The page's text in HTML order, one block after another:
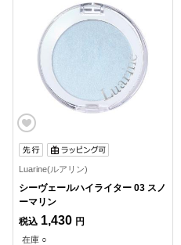
Luarine(ルアリン)
シーヴェールハイライター 03 スノ
ーマリン
税込 1,430 円
在庫 ○